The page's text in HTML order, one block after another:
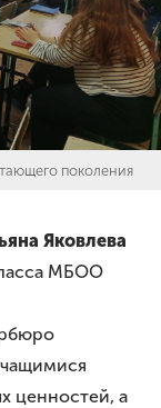
поколения
Яковлева
МБОО
ценностей, а